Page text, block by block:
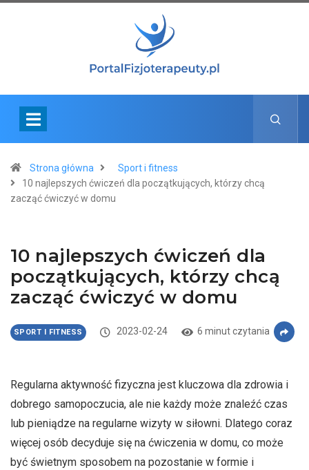
Strona główna
Sport i fitness
10 najlepszych ćwiczeń dla początkujących, którzy chcą
zacząć ćwiczyć w domu
10 najlepszych ćwiczeń dla
początkujących, którzy chcą
zacząć ćwiczyć w domu
SPORT I FITNESS 2023-02-24 6 minut czytania
Regularna aktywność fizyczna jest kluczowa dla zdrowia i
dobrego samopoczucia, ale nie każdy może znaleźć czas
lub pieniądze na regularne wizyty w siłowni. Dlatego coraz
więcej osób decyduje się na ćwiczenia w domu, co może
być świetnym sposobem na pozostanie w formie i